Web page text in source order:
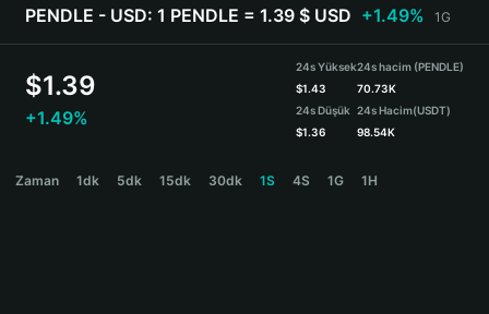
Bahasa Indonesia
ภาษาไทย
Español
Español (Argentina)
PENDLE - USD: 1 PENDLE = 1.39 $ USD +1.49% 1G
$1.39
+1.49%
24s Yüksek
$1.43
24s Düşük
$1.36
24s hacim (PENDLE)
70.73K
24s Hacim(USDT)
98.54K
Zaman 1dk 5dk 15dk 30dk 1S 4S 1G 1H